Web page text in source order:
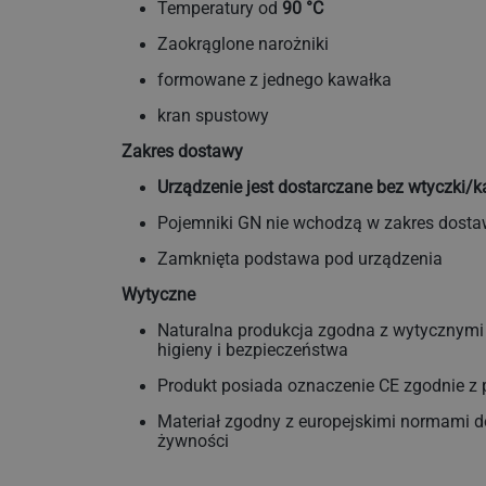
Temperatury od 90 °C
Zaokrąglone narożniki
formowane z jednego kawałka
kran spustowy
Zakres dostawy
Urządzenie jest dostarczane bez wtyczki/
Pojemniki GN nie wchodzą w zakres
Zamknięta podstawa pod urządzenia
Wytyczne
Naturalna produkcja zgodna z
higieny i bezpieczeństwa
Produkt posiada oznaczenie CE zgodnie z
Materiał zgodny z europejskimi normami
żywności